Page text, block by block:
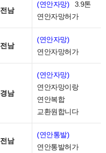
전남
(연안자망)
3.9톤
연안자망허가
전남
(연안자망)
연안자망허가
경남
(연안자망)
연안자망이랑
연안복합
교환원합니다
전남
(연안통발)
연안통발허가